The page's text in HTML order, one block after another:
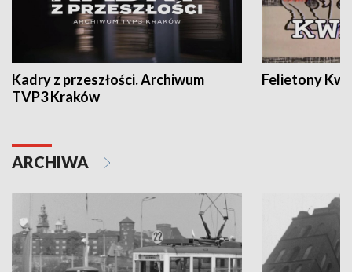
Kadry z przeszłości. Archiwum
TVP3 Kraków
Felietony
ARCHIWA